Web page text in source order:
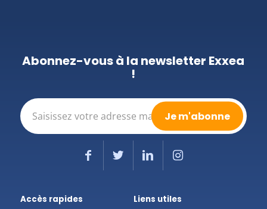
Abonnez-vous à la newsletter Exxea
!
E-
mail
(Nécessaire)
Accès rapides Liens utiles